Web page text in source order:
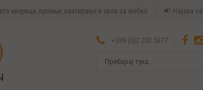
иверица, кроење, кантирање и оков за мебел Најави се
+389 (0)2 203 5377